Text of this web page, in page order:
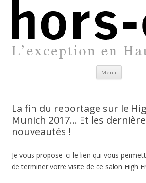
Menu Aller
contenu
La fin du reportage sur le
Munich 2017… Et les
nouveautés !
Je vous propose ici le lien qui vous
de terminer votre visite de ce salon High